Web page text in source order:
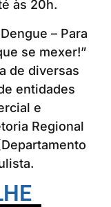
às 20h.
– Para
se mexer!”
de diversas
entidades
e
Regional